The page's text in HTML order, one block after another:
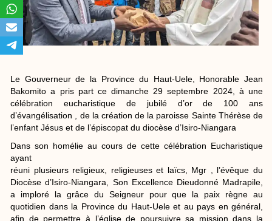
Le Gouverneur de la Province du Haut-Uele, Honorable Jean
Bakomito a pris part ce dimanche 29 septembre 2024, à une
célébration eucharistique de jubilé d’or de 100 ans
d’évangélisation , de la création de la paroisse Sainte Thérèse de
l’enfant Jésus et de l’épiscopat du diocèse d’Isiro-Niangara
Dans son homélie au cours de cette célébration Eucharistique
ayant
réuni plusieurs religieux, religieuses et laïcs, Mgr , l’évêque du
Diocèse d’Isiro-Niangara, Son Excellence Dieudonné Madrapile,
a imploré la grâce du Seigneur pour que la paix règne au
quotidien dans la Province du Haut-Uele et au pays en général,
afin de permettre à l’église de poursuivre sa mission dans la